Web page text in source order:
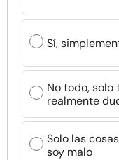
Sí,
No todo, solo
realmente
Solo las
soy malo